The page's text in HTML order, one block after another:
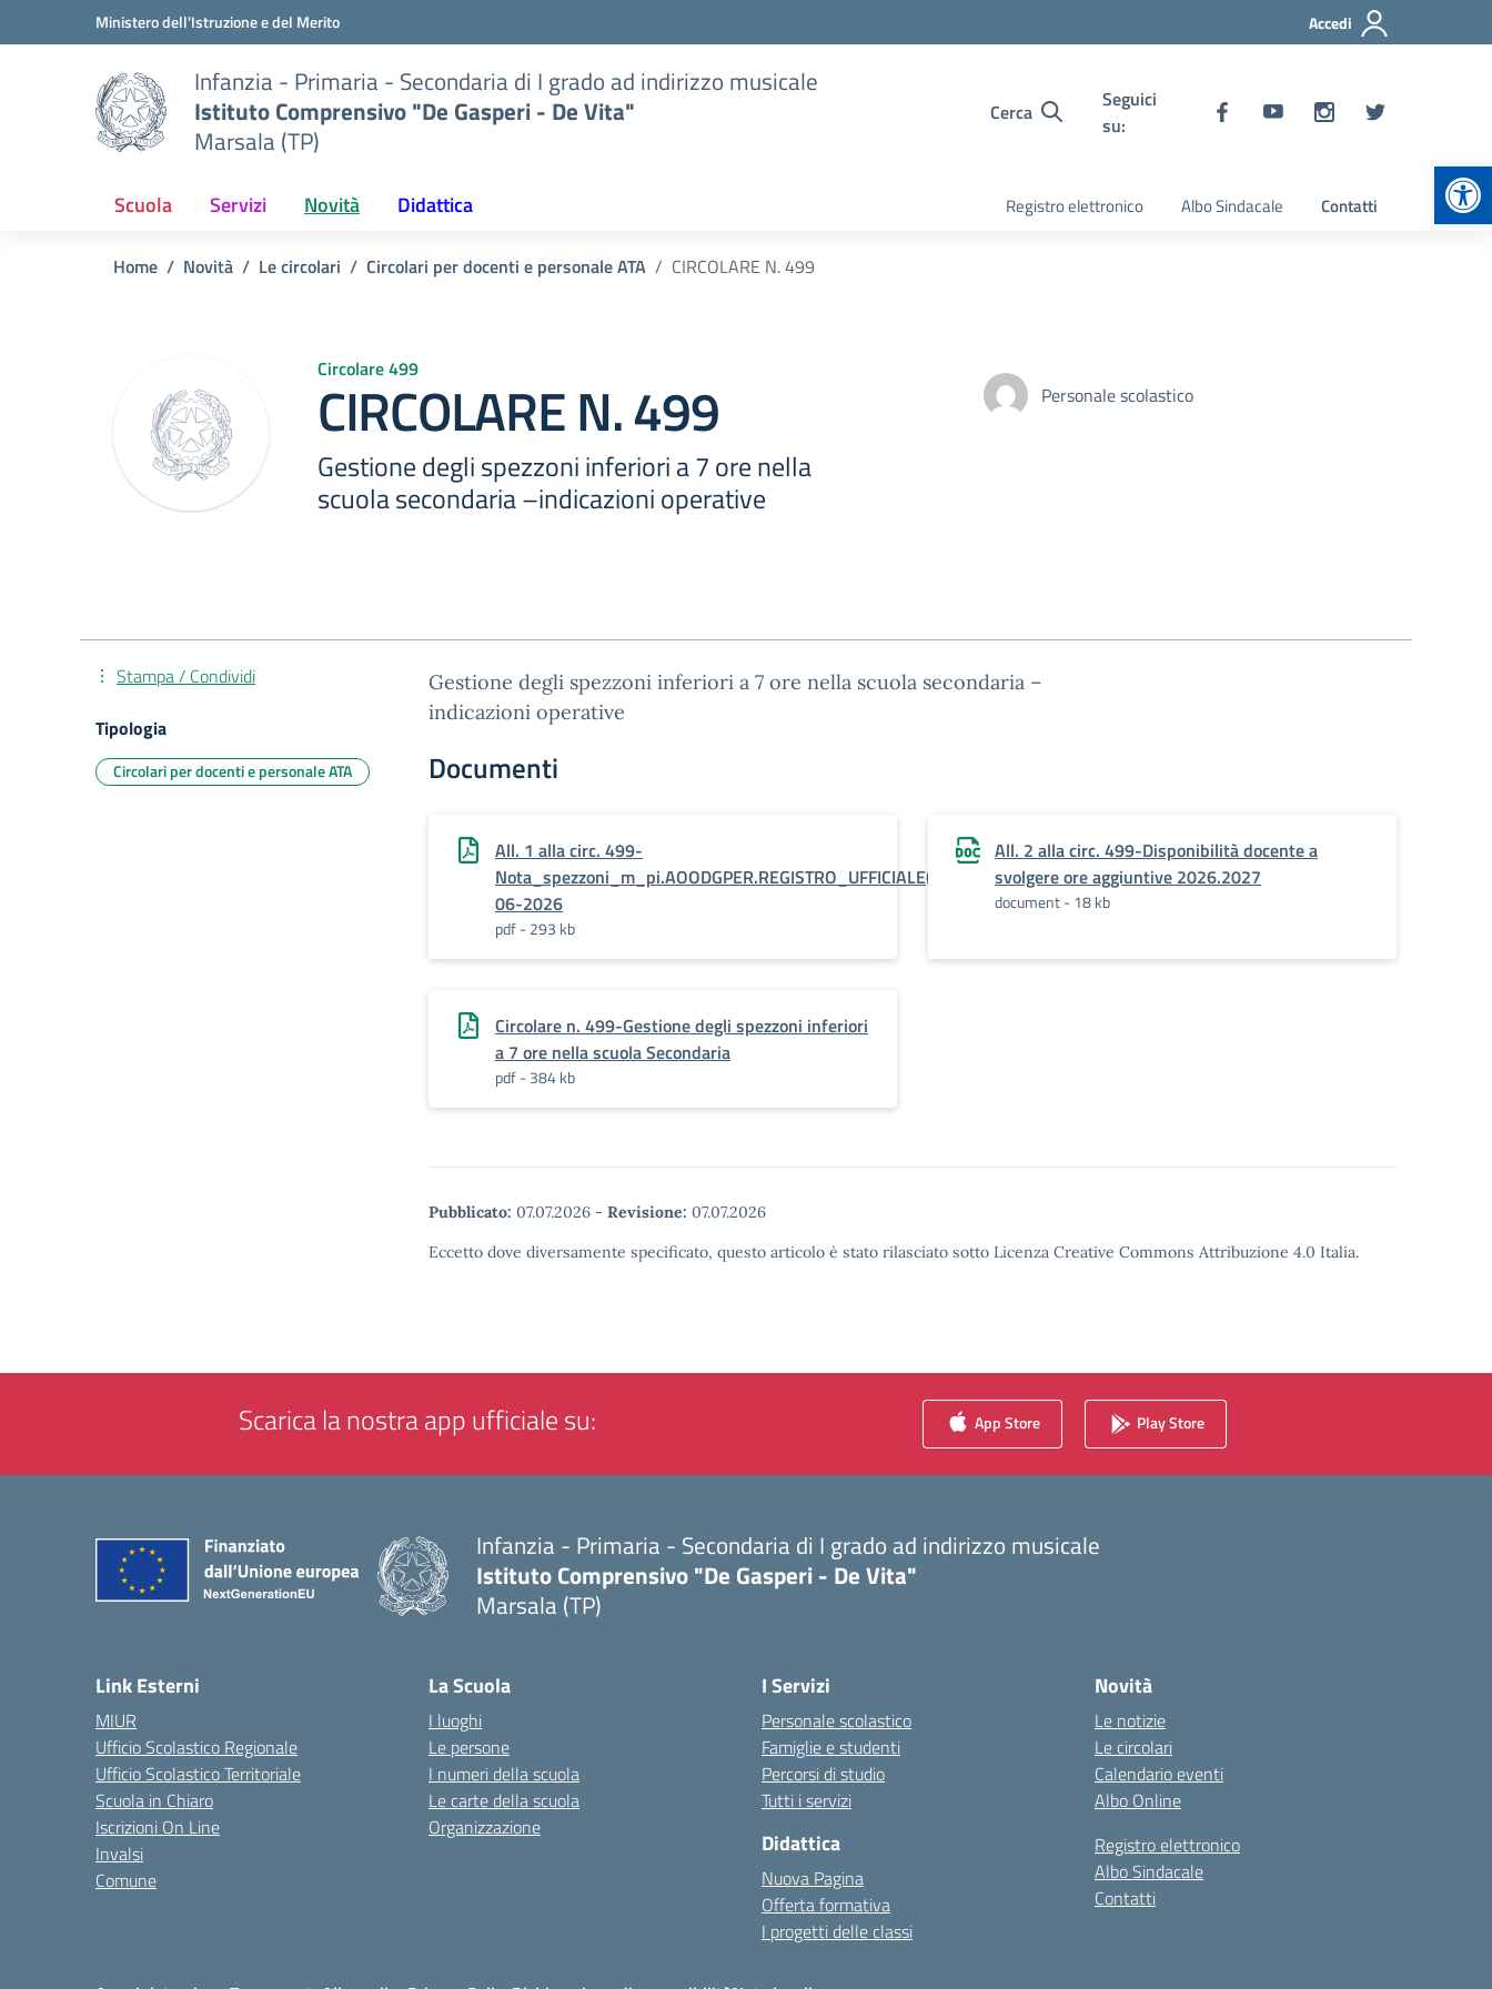
Vai ai contenuti
Vai al menu di navigazioneMinistero dell'Istruzione e del Merito Accedi
Infanzia - Primaria - Secondaria di I grado ad indirizzo musicale
Istituto Comprensivo "De Gasperi - De Vita"
Marsala (TP)
Cerca
Seguici
su:
Scuola Servizi Novità Didattica Registro elettronico Albo Sindacale Contatti
Home Novità Le circolari Circolari per docenti e personale ATA CIRCOLARE N. 499
Circolare 499
CIRCOLARE N. 499
Gestione degli spezzoni inferiori a 7 ore nella
scuola secondaria –indicazioni operative
Personale scolastico
Gestione degli spezzoni inferiori a 7 ore nella scuola secondaria –
indicazioni operative
Documenti
All. 1 alla circ. 499-
Nota_spezzoni_m_pi.AOODGPER.REGISTRO_UFFICIALE(U).0016054.19-
06-2026
pdf - 293 kb
All. 2 alla circ. 499-Disponibilità docente a
svolgere ore aggiuntive 2026.2027
document - 18 kb
Circolare n. 499-Gestione degli spezzoni inferiori
a 7 ore nella scuola Secondaria
pdf - 384 kb
Pubblicato: 07.07.2026 - Revisione: 07.07.2026
Eccetto dove diversamente specificato, questo articolo è stato rilasciato sotto Licenza Creative Commons Attribuzione 4.0 Italia.
Stampa / Condividi
Tipologia
Circolari per docenti e personale ATA
Scarica la nostra app ufficiale su: App Store Play Store
Infanzia - Primaria - Secondaria di I grado ad indirizzo musicale
Istituto Comprensivo "De Gasperi - De Vita"
Marsala (TP)
Link Esterni
MIUR
Ufficio Scolastico Regionale
Ufficio Scolastico Territoriale
Scuola in Chiaro
Iscrizioni On Line
Invalsi
Comune
La Scuola
I luoghi
Le persone
I numeri della scuola
Le carte della scuola
Organizzazione
I Servizi
Personale scolastico
Famiglie e studenti
Percorsi di studio
Tutti i servizi
Didattica
Nuova Pagina
Offerta formativa
I progetti delle classi
Novità
Le notizie
Le circolari
Calendario eventi
Albo Online
Registro elettronico
Albo Sindacale
Contatti